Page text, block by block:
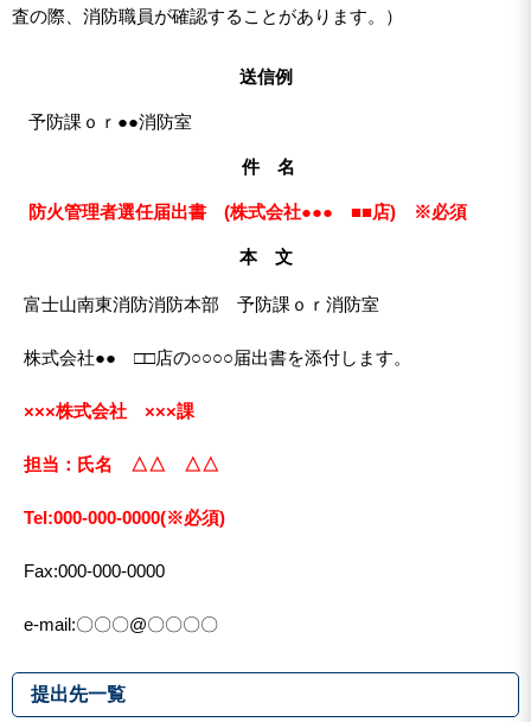
査の際、消防職員が確認することがあります。）
送信例
予防課ｏｒ●●消防室
件 名
防火管理者選任届出書 (株式会社●●● ■■店) ※必須
本 文
富士山南東消防消防本部 予防課ｏｒ消防室
株式会社●● □□店の○○○○届出書を添付します。
×××株式会社 ×××課
担当：氏名 △△ △△
Tel:000-000-0000(※必須)
Fax:000-000-0000
e-mail:〇〇〇@〇〇〇〇
提出先一覧